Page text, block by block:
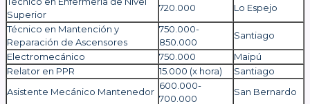
Superior
720.000
Lo Espejo
Técnico en Mantención y
Reparación de Ascensores
750.000-
850.000
Santiago
Electromecánico
750.000
Maipú
Relator en PPR
15.000 (x hora)
Santiago
Asistente Mecánico Mantenedor
600.000-
700.000
San Bernardo